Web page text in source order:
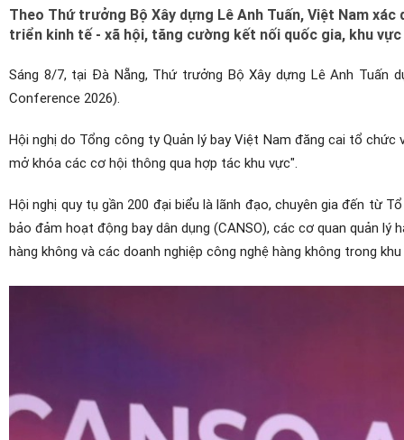
Theo Thứ trưởng Bộ Xây dựng Lê Anh Tuấn, Việt Nam
triển kinh tế - xã hội, tăng cường kết nối quốc gia, khu
Sáng 8/7, tại Đà Nẵng, Thứ trưởng Bộ Xây dựng Lê Anh Tuấn
Conference 2026).
Hội nghị do Tổng công ty Quản lý bay Việt Nam đăng cai tổ
mở khóa các cơ hội thông qua hợp tác khu vực".
Hội nghị quy tụ gần 200 đại biểu là lãnh đạo, chuyên gia đến từ
bảo đảm hoạt động bay dân dụng (CANSO), các cơ quan quản
hàng không và các doanh nghiệp công nghệ hàng không trong